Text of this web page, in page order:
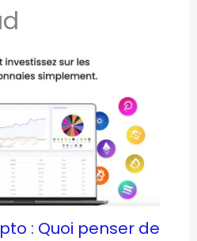
: Quoi penser de